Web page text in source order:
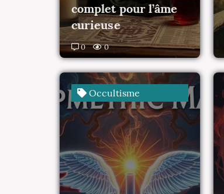
complet pour l’âme
curieuse
0 0
Occultisme